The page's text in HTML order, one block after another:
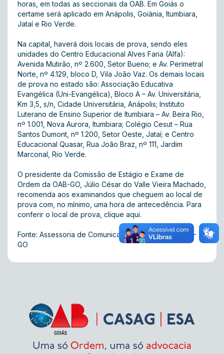
horas, em todas as seccionais da OAB. Em Goiás o
certame será aplicado em Anápolis, Goiânia, Itumbiara,
Jataí e Rio Verde.
Na capital, haverá dois locais de prova, sendo eles
unidades do Centro Educacional Alves Faria (Alfa):
Avenida Mutirão, nº 2.600, Setor Bueno; e Av. Perimetral
Norte, nº 4.129, bloco D, Vila João Vaz. Os demais locais
de prova no estado são: Associação Educativa
Evangélica (Uni-Evangélica), Bloco A – Av. Universitária,
Km 3,5, s/n, Cidade Universitária, Anápolis; Instituto
Luterano de Ensino Superior de Itumbiara – Av. Beira Rio,
nº 1.001, Nova Aurora, Itumbiara; Colégio Cesut – Rua
Santos Dumont, nº 1.200, Setor Oeste, Jataí; e Centro
Educacional Quasar, Rua João Braz, nº 111, Jardim
Marconal, Rio Verde.
O presidente da Comissão de Estágio e Exame de
Ordem da OAB-GO, Júlio César do Valle Vieira Machado,
recomenda aos examinandos que cheguem ao local de
prova com, no mínimo, uma hora de antecedência. Para
conferir o local de prova, clique aqui.
Fonte: Assessoria de Comunicação Integrada da OAB-
GO